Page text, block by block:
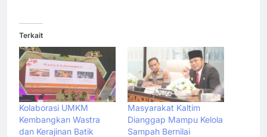
Terkait
Kolaborasi UMKM
Kembangkan Wastra
dan Kerajinan Batik
Masyarakat Kaltim
Dianggap Mampu Kelola
Sampah Bernilai